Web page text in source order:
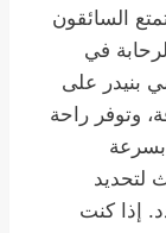
السائقون
في
بنيدر على
وتوفر راحة
لتحديد
إذا كنت